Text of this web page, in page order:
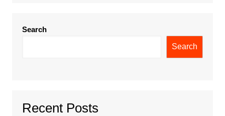
Search
Search
Recent Posts